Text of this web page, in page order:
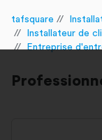
tafsquare
Installateur de
Entreprise